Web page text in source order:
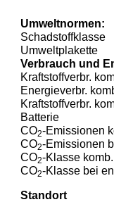
Umweltnormen:
Schadstoffklasse
Umweltplakette
Verbrauch und
Kraftstoffverbr.
Energieverbr.
Kraftstoffverbr.
Batterie
CO2-Emissionen
CO2-Emissionen
CO2-Klasse
CO2-Klasse bei
Standort